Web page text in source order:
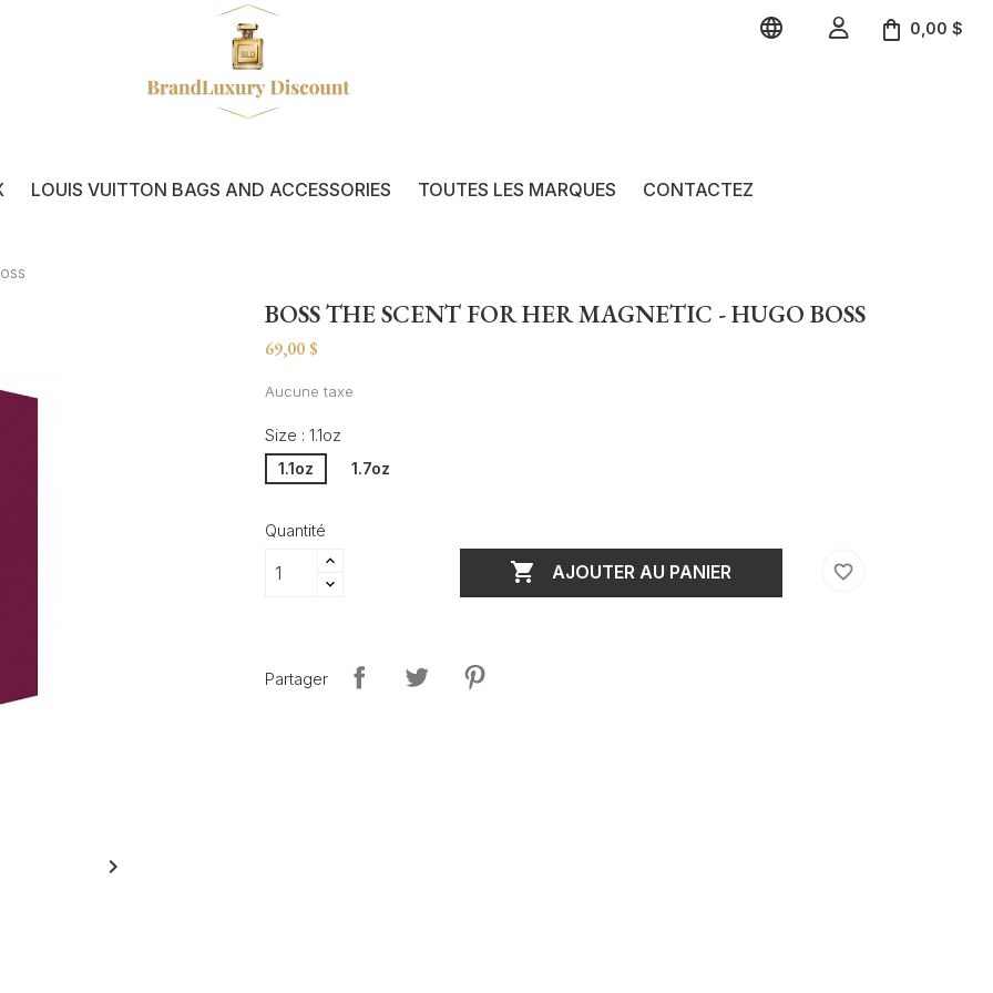
  0,00 $
LOUIS VUITTON BAGS AND ACCESSORIES TOUTES LES MARQUES CONTACTEZ

BOSS THE SCENT FOR HER MAGNETIC - HUGO BOSS
69,00 $
Aucune taxe
Size : 1.1oz
1.1oz 1.7oz
Quantité
 AJOUTER AU PANIER favorite_border
Partager